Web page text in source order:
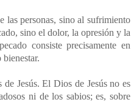
las personas, sino al sufrimiento
sino el dolor, la opresión y la
consiste precisamente en
Jesús. El Dios de Jesús no es
ni de los sabios; es, sobre